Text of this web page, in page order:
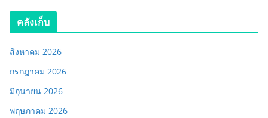
คลังเก็บ
สิงหาคม 2026
กรกฎาคม 2026
มิถุนายน 2026
พฤษภาคม 2026